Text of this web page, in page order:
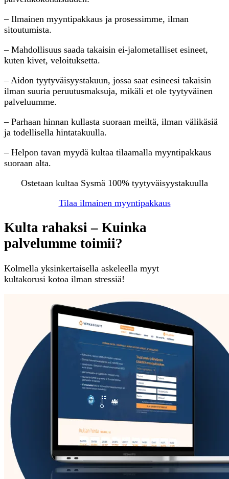
– Ilmainen myyntipakkaus ja prosessimme, ilman
sitoutumista.
– Mahdollisuus saada takaisin ei-jalometalliset esineet,
kuten kivet, veloituksetta.
– Aidon tyytyväisyystakuun, jossa saat esineesi takaisin
ilman suuria peruutusmaksuja, mikäli et ole tyytyväinen
palveluumme.
– Parhaan hinnan kullasta suoraan meiltä, ilman välikäsiä
ja todellisella hintatakuulla.
– Helpon tavan myydä kultaa tilaamalla myyntipakkaus
suoraan alta.
Ostetaan kultaa Sysmä 100% tyytyväisyystakuulla
Tilaa ilmainen myyntipakkaus
Kulta rahaksi – Kuinka
palvelumme toimii?
Kolmella yksinkertaisella askeleella myyt
kultakorusi kotoa ilman stressiä!